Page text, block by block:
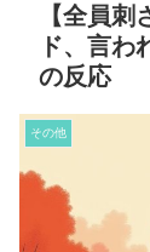
【全員
ド、言
の反応
その他